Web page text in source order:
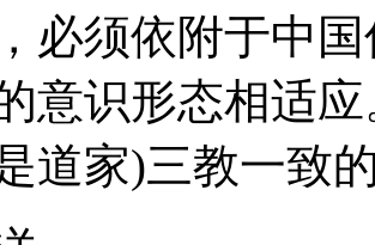
必须依附于中
意识形态相适
道家)三教一致